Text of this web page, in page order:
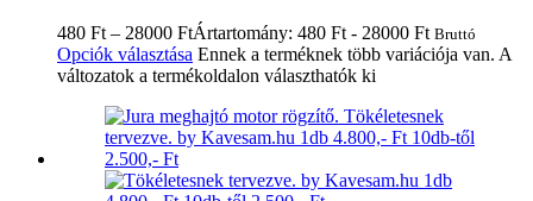
480 Ft – 28000 FtÁrtartomány: 480 Ft - 28000 Ft Bruttó
Opciók választása Ennek a terméknek több variációja van. A
változatok a termékoldalon választhatók ki